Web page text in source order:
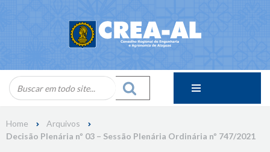
Home
Arquivos
Decisão Plenária nº 03 – Sessão Plenária Ordinária nº 747/2021